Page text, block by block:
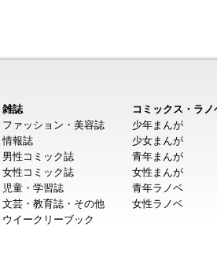
雑誌
ファッション・美容誌
情報誌
男性コミック誌
女性コミック誌
児童・学習誌
文芸・教育誌・その他
ウイークリーブック
コミックス・ラノ
少年まんが
少女まんが
青年まんが
女性まんが
青年ラノベ
女性ラノベ